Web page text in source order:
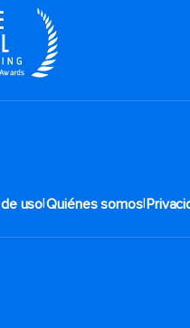
uso|Quiénes somos|